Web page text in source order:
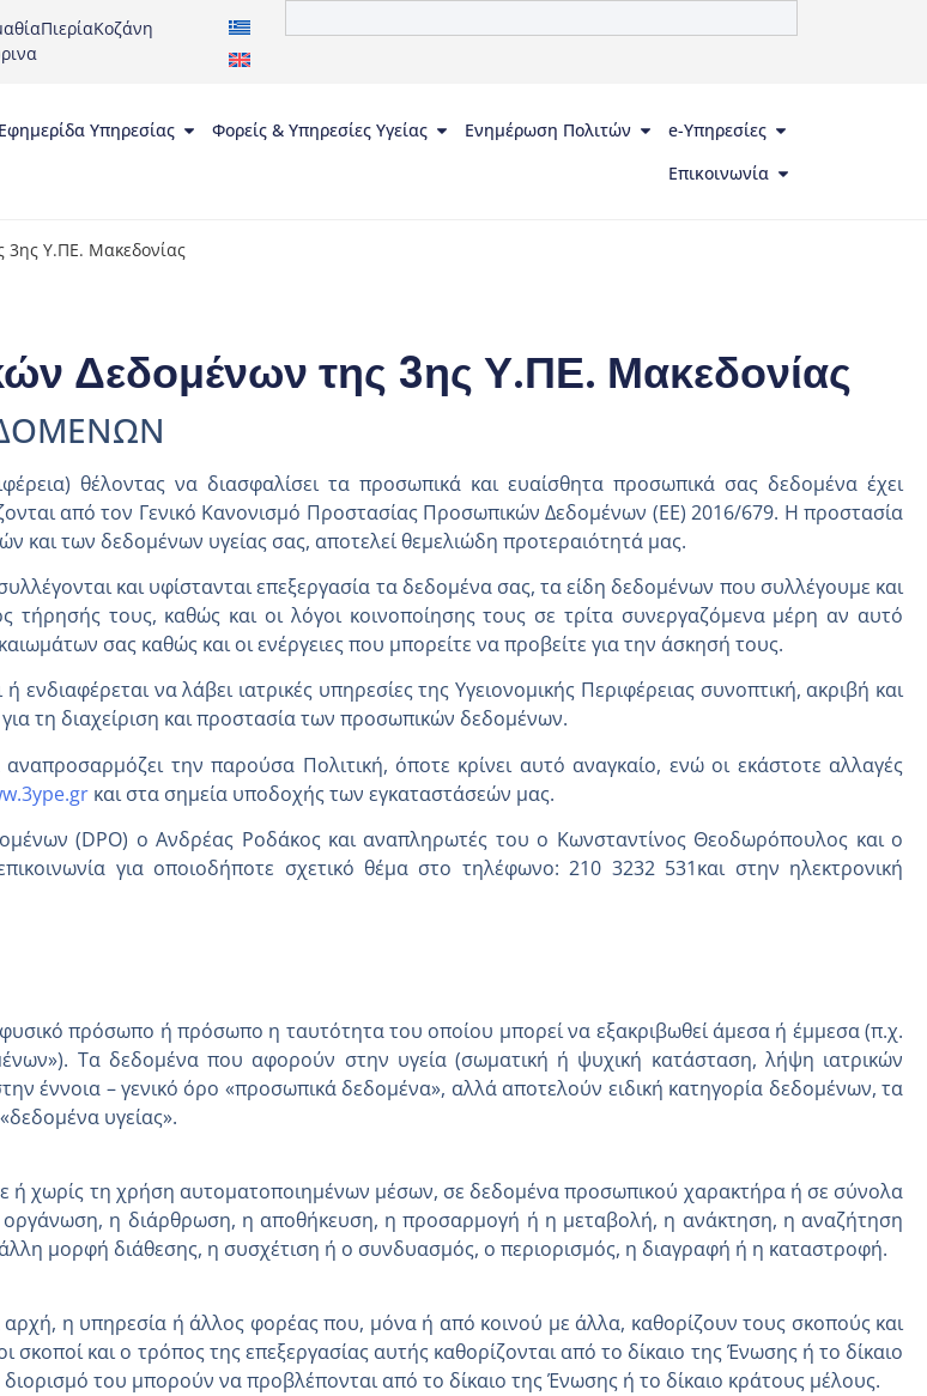
ΠιερίαΚοζάνη
Εφημερίδα Υπηρεσίας Φορείς & Υπηρεσίες Υγείας Ενημέρωση Πολιτών
e-Υπηρεσίες
Επικοινωνία
3ης Υ.ΠΕ. Μακεδονίας
Δεδομένων της 3ης Υ.ΠΕ. Μακεδονίας
θέλοντας να διασφαλίσει τα προσωπικά και ευαίσθητα προσωπικά σας δεδομένα έχει
από τον Γενικό Κανονισμό Προστασίας Προσωπικών Δεδομένων (ΕΕ) 2016/679. Η προστασία
και των δεδομένων υγείας σας, αποτελεί θεμελιώδη προτεραιότητά μας.
και υφίστανται επεξεργασία τα δεδομένα σας, τα είδη δεδομένων που συλλέγουμε και
τήρησής τους, καθώς και οι λόγοι κοινοποίησης τους σε τρίτα συνεργαζόμενα μέρη αν αυτό
σας καθώς και οι ενέργειες που μπορείτε να προβείτε για την άσκησή τους.
να λάβει ιατρικές υπηρεσίες της Υγειονομικής Περιφέρειας συνοπτική, ακριβή και
τη διαχείριση και προστασία των προσωπικών δεδομένων.
την παρούσα Πολιτική, όποτε κρίνει αυτό αναγκαίο, ενώ οι εκάστοτε αλλαγές
και στα σημεία υποδοχής των εγκαταστάσεών μας.
(DPO) ο Ανδρέας Ροδάκος και αναπληρωτές του ο Κωνσταντίνος Θεοδωρόπουλος και ο
για οποιοδήποτε σχετικό θέμα στο τηλέφωνο: 210 3232 531και στην ηλεκτρονική
πρόσωπο ή πρόσωπο η ταυτότητα του οποίου μπορεί να εξακριβωθεί άμεσα ή έμμεσα (π.χ.
Τα δεδομένα που αφορούν στην υγεία (σωματική ή ψυχική κατάσταση, λήψη ιατρικών
έννοια – γενικό όρο «προσωπικά δεδομένα», αλλά αποτελούν ειδική κατηγορία δεδομένων, τα
υγείας».
ή χωρίς τη χρήση αυτοματοποιημένων μέσων, σε δεδομένα προσωπικού χαρακτήρα ή σε σύνολα
η διάρθρωση, η αποθήκευση, η προσαρμογή ή η μεταβολή, η ανάκτηση, η αναζήτηση
μορφή διάθεσης, η συσχέτιση ή ο συνδυασμός, ο περιορισμός, η διαγραφή ή η καταστροφή.
η υπηρεσία ή άλλος φορέας που, μόνα ή από κοινού με άλλα, καθορίζουν τους σκοπούς και
και ο τρόπος της επεξεργασίας αυτής καθορίζονται από το δίκαιο της Ένωσης ή το δίκαιο
του μπορούν να προβλέπονται από το δίκαιο της Ένωσης ή το δίκαιο κράτους μέλους.